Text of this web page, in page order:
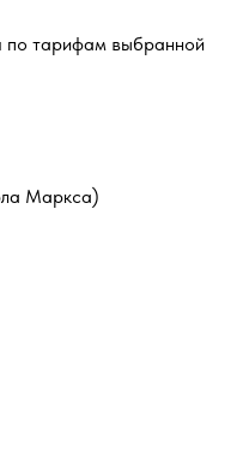
по тарифам выбранной
Маркса)